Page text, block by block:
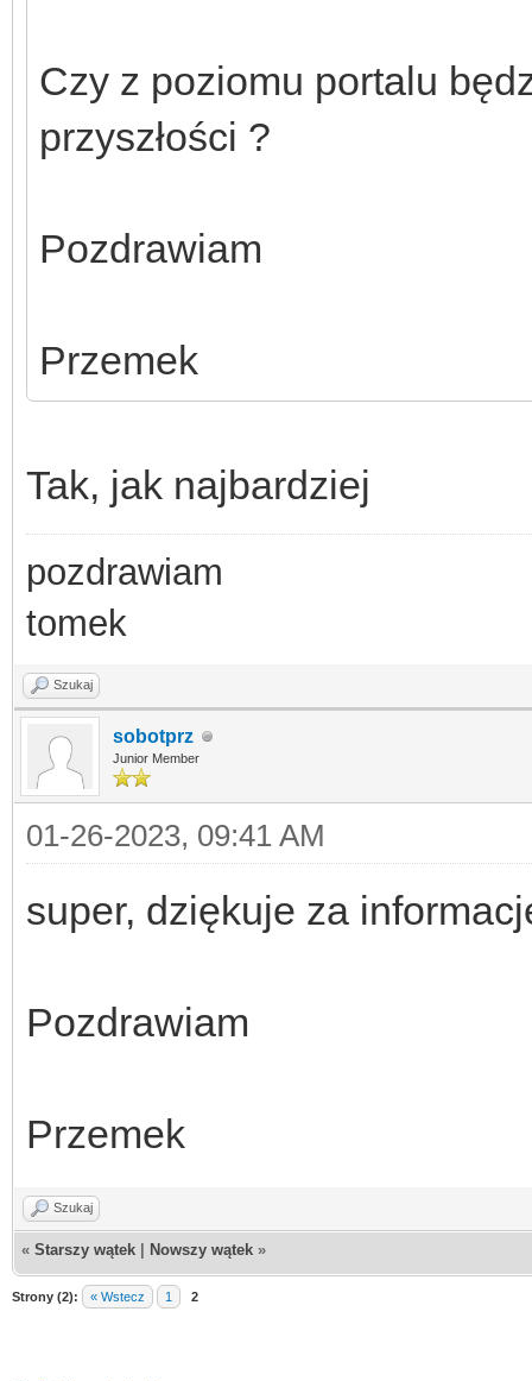
Czy z poziomu portalu
przyszłości ?
Pozdrawiam
Przemek
Tak, jak najbardziej
pozdrawiam
tomek
Szukaj
sobotprz
Junior Member
01-26-2023, 09:41 AM
super, dziękuje za
Pozdrawiam
Przemek
Szukaj
« Starszy wątek Nowszy wątek »
Strony (2): « Wstecz 1 2